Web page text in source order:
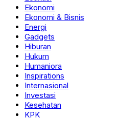
Ekonomi
Ekonomi & Bisnis
Energi
Gadgets
Hiburan
Hukum
Humaniora
Inspirations
Internasional
Investasi
Kesehatan
KPK